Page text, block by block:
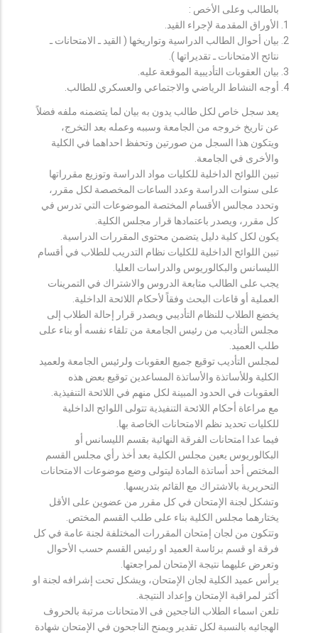
بالطالب وعلى الأخص :
الأوراق المقدمة لإجراء القيد.
بيان أحوال الطالب الدراسية وتواريخها ( القيد ـ الامتحانات ـ
نتائح الامتحانات ـ تقديراتها ).
بيان العقوبات التأديبية الموقعة عليه.
أوجه النشاط الرياضي والاجتماعي والعسكري للطالب.
يعد سجل خاص لكل طالب يدون به بيان لما يتضمنه ملفه فضلاً
عن تاريخ خروجه من الجامعة وسببه وعمله بعد التخرج،
ويتكون هذا السجل من صورتين وتحفظ احداهما في الكلية
والأخرى في الجامعة.
تبين اللوائح الداخلية للكليات مواد الدراسة وتوزيع مقرراتها
على سنوات الدراسة وعدد الساعات المخصصة لكل مقرر،
وتحدد مجالس الأقسام المختصة الموضوعات التي تدرس في
كل مقرر، ويصدر باعتمادها قرار مجلس الكلية.
يكون لكل كلية دليل يتضمن محتوى المقررات الدراسية.
تبين اللوائح الداخلية للكليات نظام التدريب للطلاب في أقسام
الليسانس والبكالوريوس والدراسات العليا.
يجب على الطالب متابعة الدروس والاشتراك في التمرينات
العملية أو قاعات البحث وفقاً لأحكام اللائحة الداخلية.
يخضع الطلاب للنظام التأديبي ويصدر قرار إحالة الطلاب إلى
مجلس التأديب من رئيس الجامعة من تلقاء نفسه أو بناء على
طلب العميد.
لمجلس التأديب توقيع جميع العقوبات ولرئيس الجامعة ولعميد
الكلية وللأساتذة والأساتذة المساعدين توقيع بعض هذه
العقوبات في الحدود المبينة لكل منهم في اللائحة التنفيذية.
مع مراعاة أحكام اللائحة التنفيذية تتولى اللوائح الداخلية
للكليات تحديد نظم الامتحانات الخاصة بها.
فيما عدا امتحانات الفرقة النهائية بقسم الليسانس أو
البكالوريوس يعين مجلس الكلية بعد أخذ رأي مجلس القسم
المختص أحد أساتذة المادة ليتولى وضع موضوعات الامتحانات
التحريرية بالاشتراك مع القائم بتدريسها.
وتشكل لجنة الإمتحان في كل مقرر من عضوين على الأقل
يختارهما مجلس الكلية بناء على طلب القسم المختص.
وتتكون من لجان إمتحان المقررات المختلفة لجنة عامة في كل
فرقة او قسم برئاسة العميد او رئيس القسم حسب الأحوال
وتعرض عليهما نتيجة الإمتحان لمراجعتها.
يرأس عميد الكلية لجان الإمتحان، ويشكل تحت إشرافه لجنة او
أكثر لمراقبة الإمتحان وإعداد النتيجة.
تلعن اسماء الطلاب الناجحين فى الامتحانات مرتبة بالحروف
الهجائيه بالنسبة لكل تقدير ويمنح الناجحون في الإمتحان شهادة